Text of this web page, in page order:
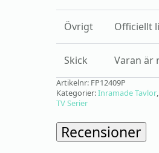
Övrigt Officiellt
Skick Varan är
Artikelnr: FP12409P
Kategorier:Inramade Tavlor,
TV Serier
Recensioner